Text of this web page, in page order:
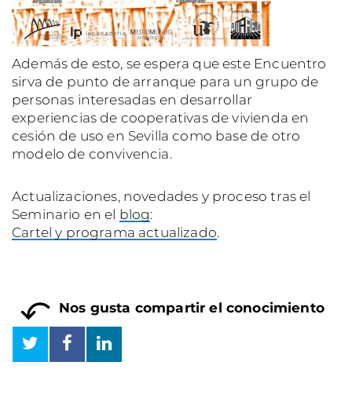
Además de esto, se espera que este Encuentro
sirva de punto de arranque para un grupo de
personas interesadas en desarrollar
experiencias de cooperativas de vivienda en
cesión de uso en Sevilla como base de otro
modelo de convivencia.
Actualizaciones, novedades y proceso tras el
Seminario en el blog:
Cartel y programa actualizado.
Nos gusta compartir el conocimiento